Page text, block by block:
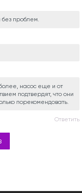
без проблем.
насос еще и от
подтвердят, что они
порекомендовать.
Ответить